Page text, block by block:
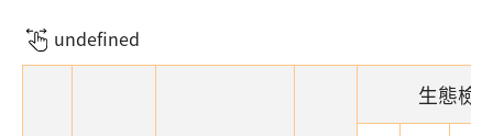
undefined
生態檢